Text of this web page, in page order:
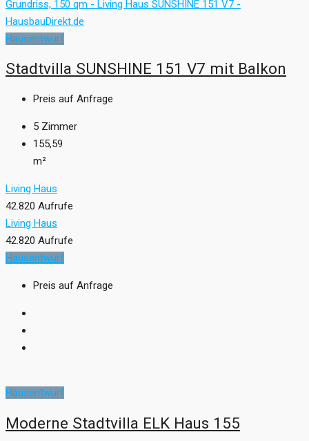
Hausentwurf
Stadtvilla SUNSHINE 151 V7 mit Balkon
Preis auf Anfrage
5 Zimmer
155,59
m²
Living Haus
42.820 Aufrufe
Living Haus
42.820 Aufrufe
Hausentwurf
Preis auf Anfrage
Hausentwurf
Moderne Stadtvilla ELK Haus 155